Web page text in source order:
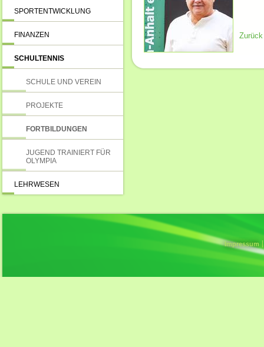
SPORTENTWICKLUNG
FINANZEN
SCHULTENNIS
SCHULE UND VEREIN
PROJEKTE
FORTBILDUNGEN
JUGEND TRAINIERT FÜR
OLYMPIA
LEHRWESEN
Zurück
Impressum